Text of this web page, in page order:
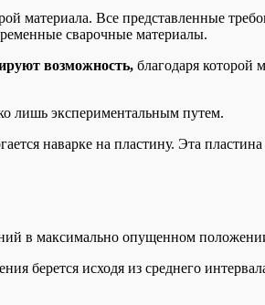
материала. Все представленные
сварочные материалы.
возможность, благодаря которой
лишь экспериментальным путем.
наварке на пластину. Эта
в максимально опущенном
берется исходя из среднего